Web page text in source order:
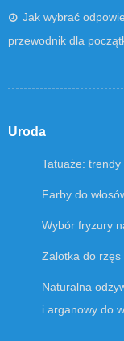
Jak wybrać
przewodnik dla
Uroda
Tatuaże:
Farby do
Wybór fryzury
Zalotka do rzęs
Naturalna
i arganowy do